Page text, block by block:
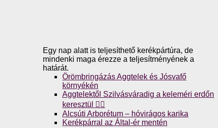
Egy nap alatt is teljesíthető kerékpártúra, de
mindenki maga érezze a teljesítményének a
határát.
Örömbringázás Aggtelek és Jósvafő
környékén
Aggtelektől Szilvásváradig a keleméri erdőn
keresztül 🚴‍♀️
Alcsúti Arborétum – hóvirágos karika
Kerékpárral az Által-ér mentén